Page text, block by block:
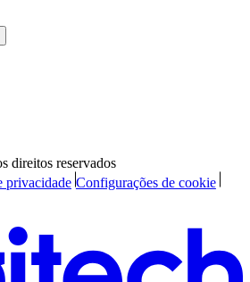
direitos reservados
privacidade Configurações de cookie